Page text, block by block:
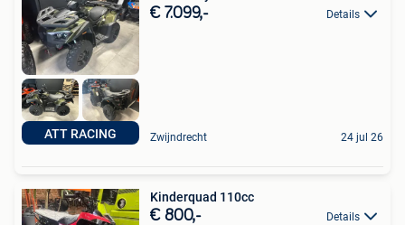
ATT RACING
€ 7.099,- Details
Zwijndrecht 24 jul 26
Kinderquad 110cc
€ 800,- Details